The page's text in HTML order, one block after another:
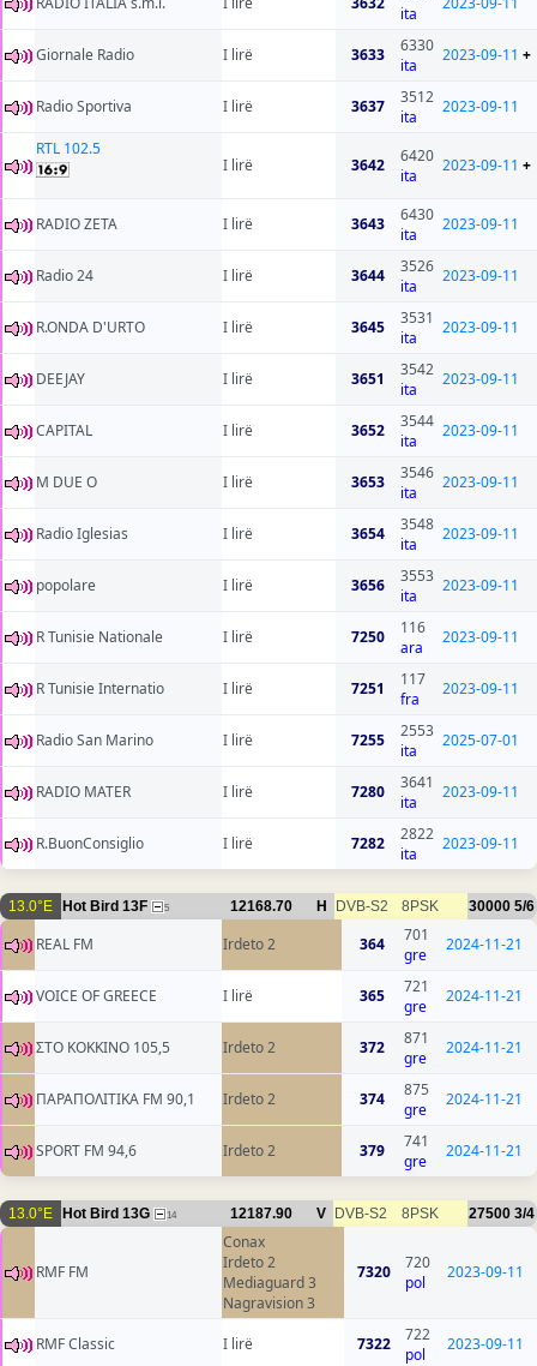
ita
Giornale Radio I lirë 3633
6330
ita
2023-09-11 +
Radio Sportiva I lirë 3637
3512
ita
2023-09-11
RTL 102.5
I lirë
3642
6420
ita
2023-09-11 +
RADIO ZETA I lirë 3643
6430
ita
2023-09-11
Radio 24 I lirë 3644
3526
ita
2023-09-11
R.ONDA D'URTO I lirë 3645
3531
ita
2023-09-11
DEEJAY I lirë 3651
3542
ita
2023-09-11
CAPITAL I lirë 3652
3544
ita
2023-09-11
M DUE O I lirë 3653
3546
ita
2023-09-11
Radio Iglesias I lirë 3654
3548
ita
2023-09-11
popolare I lirë 3656
3553
ita
2023-09-11
R Tunisie Nationale I lirë 7250
116
ara
2023-09-11
R Tunisie Internatio I lirë 7251
117
fra
2023-09-11
Radio San Marino I lirë 7255
2553
ita
2025-07-01
RADIO MATER I lirë 7280
3641
ita
2023-09-11
R.BuonConsiglio I lirë 7282
2822
ita
2023-09-11
13.0°E Hot Bird 13F 5 12168.70 H DVB-S2 8PSK 30000 5/6
REAL FM Irdeto 2 364
701
gre
2024-11-21
VOICE OF GREECE I lirë 365
721
gre
2024-11-21
ΣΤΟ ΚΟΚΚΙΝΟ 105,5 Irdeto 2 372
871
gre
2024-11-21
ΠΑΡΑΠΟΛΙΤΙΚΑ FM 90,1 Irdeto 2 374
875
gre
2024-11-21
SPORT FM 94,6 Irdeto 2 379
741
gre
2024-11-21
13.0°E Hot Bird 13G 14 12187.90 V DVB-S2 8PSK 27500 3/4
RMF FM
Conax
Irdeto 2
Mediaguard 3
Nagravision 3
7320
720
pol
2023-09-11
RMF Classic I lirë 7322
722
pol
2023-09-11